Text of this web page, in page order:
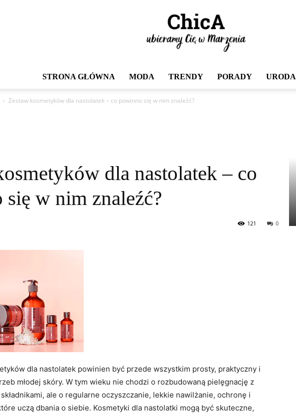
STRONA GŁÓWNA MODA TRENDY PORADY URODA
Zestaw kosmetyków dla nastolatek – co powinno się w nim znaleźć?
dla nastolatek – co
w nim znaleźć?
0
121
dla nastolatek powinien być przede wszystkim prosty, praktyczny i
młodej skóry. W tym wieku nie chodzi o rozbudowaną pielęgnację z
ale o regularne oczyszczanie, lekkie nawilżanie, ochronę i
uczą dbania o siebie. Kosmetyki dla nastolatki mogą być skuteczne,